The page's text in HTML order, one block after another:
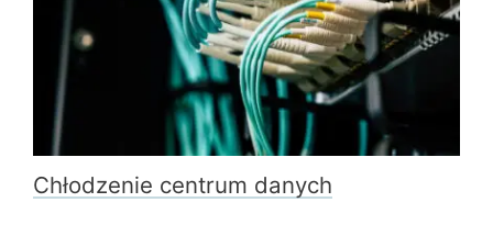
Chłodzenie centrum danych